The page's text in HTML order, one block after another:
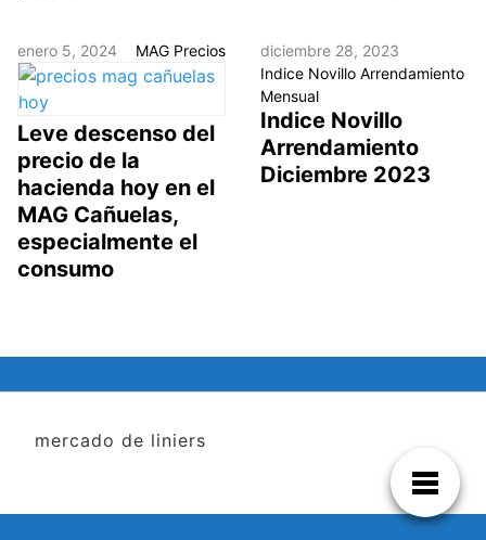
enero 5, 2024 MAG Precios
Leve descenso del
precio de la
hacienda hoy en el
MAG Cañuelas,
especialmente el
consumo
diciembre 28, 2023
Indice Novillo Arrendamiento
Mensual
Indice Novillo
Arrendamiento
Diciembre 2023
mercado de liniers